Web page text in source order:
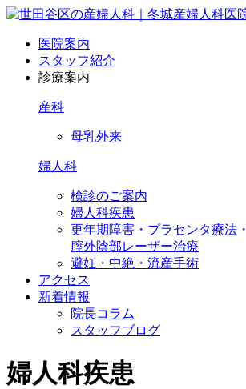
医院案内
スタッフ紹介
診療案内
産科
母乳外来
婦人科
検診のご案内
婦人科疾患
更年期障害・プラセンタ療法・
膣外陰部レーザー治療
避妊・中絶・流産手術
アクセス
新着情報
院長コラム
スタッフブログ
婦人科疾患